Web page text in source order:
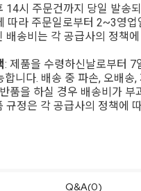
14시 주문건까지 당일 발송
따라 주문일로부터 2~3영업
배송비는 각 공급사의 정책
: 제품을 수령하신날로부터 7
합니다. 배송 중 파손, 오배송
품을 하실 경우 배송비가 부
규정은 각 공급사의 정책에
Q&A(0)